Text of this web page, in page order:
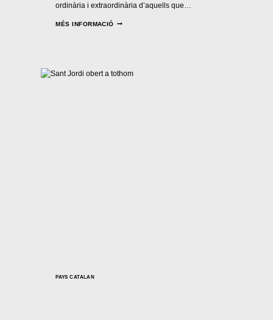
ordinària i extraordinària d’aquells que…
MÉS INFORMACIÓ
PAYS CATALAN